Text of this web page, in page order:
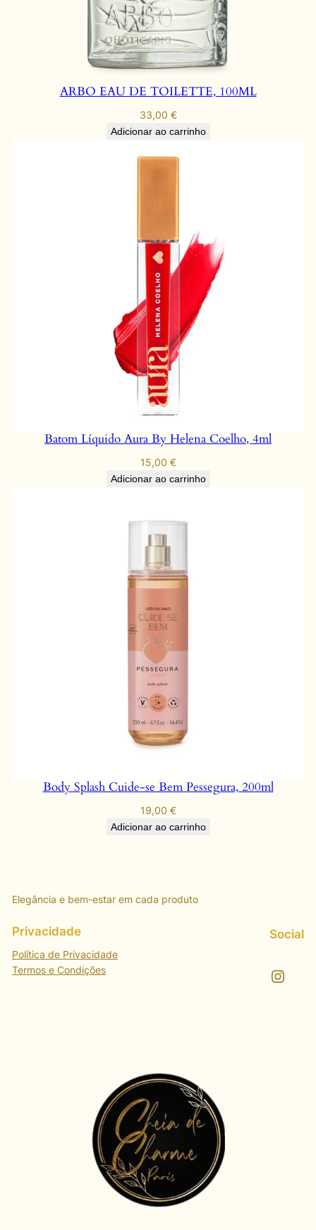
ARBO EAU DE TOILETTE, 100ML
33,00 €
Adicionar ao carrinho
Batom Líquido Aura By Helena Coelho, 4ml
15,00 €
Adicionar ao carrinho
Body Splash Cuide-se Bem Pessegura, 200ml
19,00 €
Adicionar ao carrinho
Elegância e bem-estar em cada produto
Privacidade
Política de Privacidade
Termos e Condições
Social
Instagram